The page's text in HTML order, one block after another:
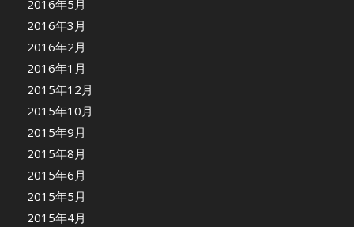
2016年5月
2016年3月
2016年2月
2016年1月
2015年12月
2015年10月
2015年9月
2015年8月
2015年6月
2015年5月
2015年4月